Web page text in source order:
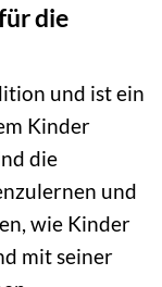
die
und ist ein
Kinder
die
und
wie Kinder
mit seiner